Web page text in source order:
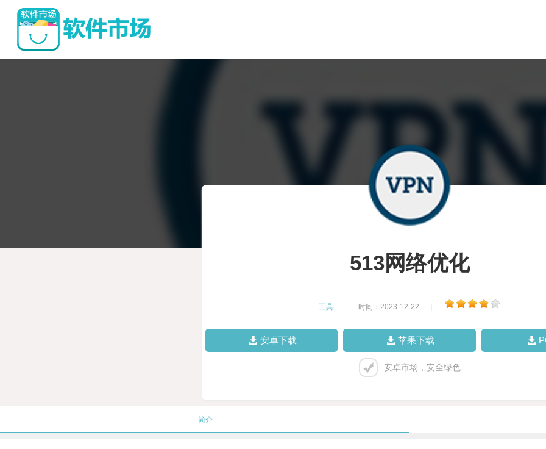
513网络优化
工具 时间：2023-12-22
安卓下载 苹果下载
安卓市场，安全绿色
简介